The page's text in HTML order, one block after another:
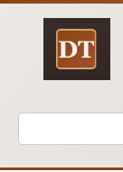
Перейти
Поиск: